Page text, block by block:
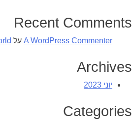
Recent Comments
A WordPress Commenter על
Archives
יוני 2023
Categories